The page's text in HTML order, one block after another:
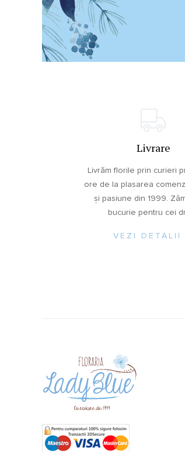
Livrare
Livrăm florile prin curieri
ore de la plasarea
și pasiune din 1999.
bucurie pentru cei
VEZI DETALII